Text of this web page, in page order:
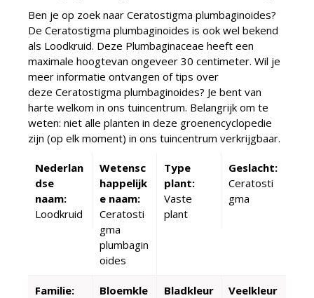
Ben je op zoek naar Ceratostigma plumbaginoides?
De Ceratostigma plumbaginoides is ook wel bekend
als Loodkruid. Deze Plumbaginaceae heeft een
maximale hoogtevan ongeveer 30 centimeter. Wil je
meer informatie ontvangen of tips over
deze Ceratostigma plumbaginoides? Je bent van
harte welkom in ons tuincentrum. Belangrijk om te
weten: niet alle planten in deze groenencyclopedie
zijn (op elk moment) in ons tuincentrum verkrijgbaar.
Nederlan
dse
naam:
Loodkruid
Wetensc
happelijk
e naam:
Ceratosti
gma
plumbagin
oides
Type
plant:
Vaste
plant
Geslacht:
Ceratosti
gma
Familie:
Bloemkle
Bladkleur
Veelkleur